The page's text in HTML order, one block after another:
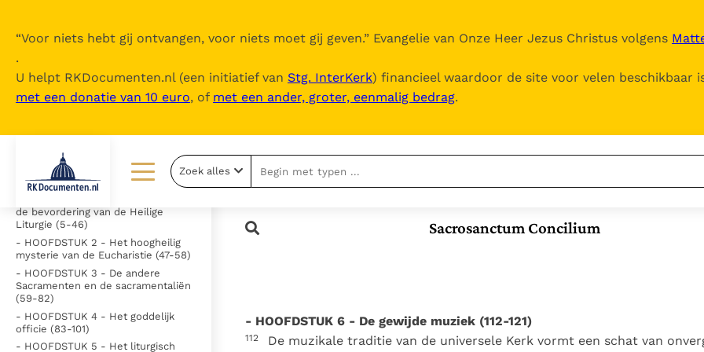
“Voor niets hebt gij ontvangen, voor niets moet gij geven.” Evangelie van Onze Heer Jezus Christus volgens
.
U helpt RKDocumenten.nl (een initiatief van Stg. InterKerk) financieel waardoor de site voor velen beschikbaar
met een donatie van 10 euro, of met een ander, groter, eenmalig bedrag.
Lezen
Documenten
Bijbel
Thema’s
Berichten
Over ons
Over RK Documenten
Nieuwsbrief
Documenten
Leer de kostbare
parel van Gods
Gods Koninkrijk
Het Vaticaan publiceert
toe
stad is zowel een gave
Zoek alles
Sacrosanctum Concilium
uitklappen
- Inleiding (1-4)
- HOOFDSTUK 1 - Algemene
de bevordering van de Heilige
Liturgie (5-46)
- HOOFDSTUK 2 - Het hoogheilig
mysterie van de Eucharistie (47-58)
- HOOFDSTUK 3 - De andere
Sacramenten en de sacramentaliën
(59-82)
- HOOFDSTUK 4 - Het goddelijk
officie (83-101)
- HOOFDSTUK 5 - Het liturgisch
- HOOFDSTUK 6 - De gewijde muziek (112-121)
112
De muzikale traditie van de universele Kerk vormt een schat van